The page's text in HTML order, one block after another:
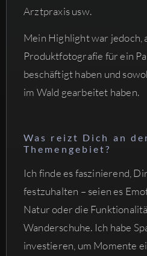
Arztpraxis usw.
Mein Highlight war jedoch,
Produktfotografie für ein
beschäftigt haben und
im Wald gearbeitet haben.
Was reizt Dich an
Themengebiet?
Ich finde es faszinierend,
festzuhalten – seien es
Natur oder die
Wanderschuhe. Ich habe
investieren, um Momente